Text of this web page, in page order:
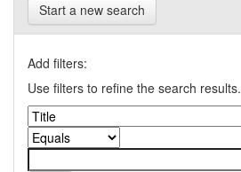
Start a new search
Add filters:
Use filters to refine the search results.